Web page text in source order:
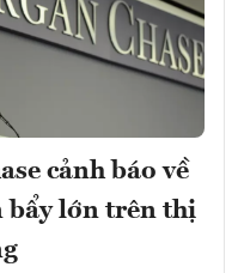
cảnh báo về
bẩy lớn trên thị